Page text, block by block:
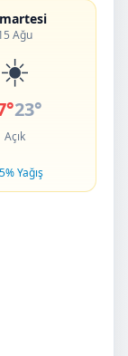
Ağu
☀️
23°
Açık
Yağış